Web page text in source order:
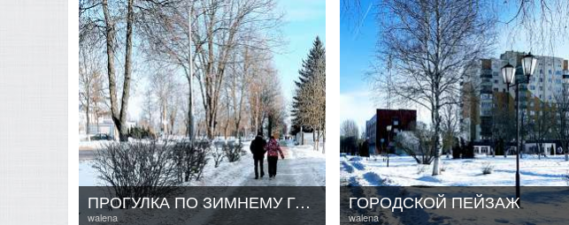
walena
ПРОГУЛКА ПО ЗИМНЕМУ ГОРОДУ
walena
ГОРОДСКОЙ ПЕЙЗАЖ